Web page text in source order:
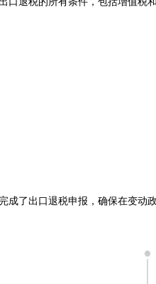
成了出口退税申报，确保在变动